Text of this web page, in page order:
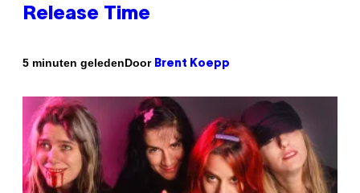
Release Time
5 minuten geledenDoor Brent Koepp